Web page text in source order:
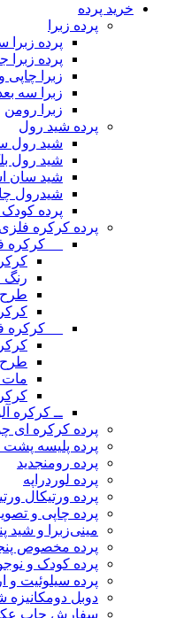
خرید پرده
پرده زبرا
پرده زبرا
پرده زبرا
زبرا چاپی
زبرا سه
زبرا رومن
پرده شید رول
شید رول
شید رول
شید سان
شیدرول
پرده
پرده کرکره فلزی
__ کرکره فلزی ۲۵
رنگ
طرح
__ کرکره فلزی ۱۶
کرکره
طرح
مات
ــ کرکره
پرده کرکره ای
پرده پلیسه
پرده رومنجدید
پرده لوردراپه
پرده ورتیکال
پرده چاپی و
مینی‌زبرا و شید
پرده مخصوص
پرده کودک و
پرده سیلوئیت و
دوبل
سفارش چاپ